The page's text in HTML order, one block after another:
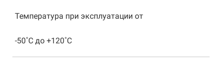
Температура при эксплуатации от
-50˚С до +120˚С